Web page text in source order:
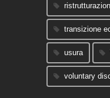
transizione
usura
voluntary